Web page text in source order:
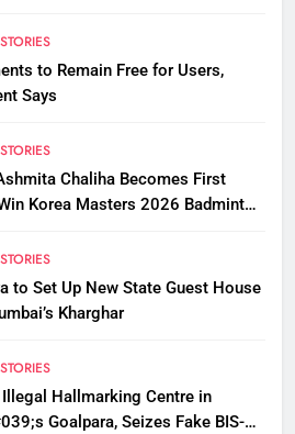
to Remain Free for Users,
Says
Chaliha Becomes First
Korea Masters 2026 Badminton
to Set Up New State Guest House
Kharghar
Illegal Hallmarking Centre in
Goalpara, Seizes Fake BIS-